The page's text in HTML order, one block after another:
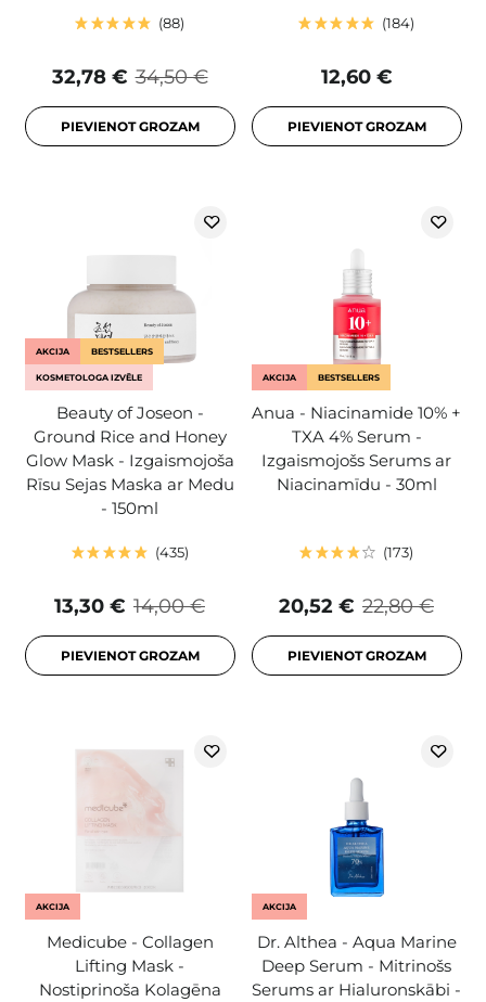
88
34,50 €
32,78 €
PIEVIENOT GROZAM
184
12,60 €
PIEVIENOT GROZAM
AKCIJA BESTSELLERS
KOSMETOLOGA IZVĒLE
Beauty of Joseon -
Ground Rice and Honey
Glow Mask - Izgaismojoša
Rīsu Sejas Maska ar Medu
- 150ml
435
14,00 €
13,30 €
PIEVIENOT GROZAM
AKCIJA BESTSELLERS
Anua - Niacinamide 10% +
TXA 4% Serum -
Izgaismojošs Serums ar
Niacinamīdu - 30ml
173
22,80 €
20,52 €
PIEVIENOT GROZAM
AKCIJA
Medicube - Collagen
Lifting Mask -
Nostiprinoša Kolagēna
AKCIJA
Dr. Althea - Aqua Marine
Deep Serum - Mitrinošs
Serums ar Hialuronskābi -